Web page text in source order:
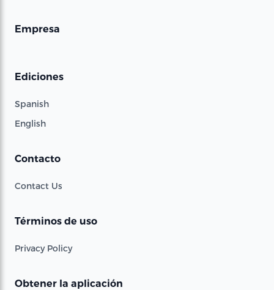
Empresa
Ediciones
Spanish
English
Contacto
Contact Us
Términos de uso
Privacy Policy
Obtener la aplicación